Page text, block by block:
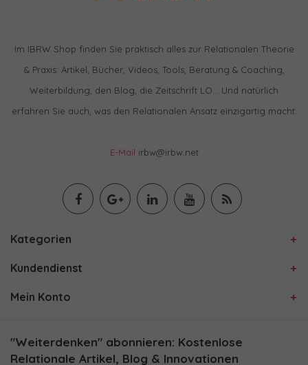
Im IBRW Shop finden Sie praktisch alles zur Relationalen Theorie
& Praxis: Artikel, Bücher, Videos, Tools, Beratung & Coaching,
Weiterbildung, den Blog, die Zeitschrift LO… Und natürlich
erfahren Sie auch, was den Relationalen Ansatz einzigartig macht.
E-Mail irbw@irbw.net
Kategorien
Kundendienst
Mein Konto
"Weiterdenken" abonnieren: Kostenlose
Relationale Artikel, Blog & Innovationen